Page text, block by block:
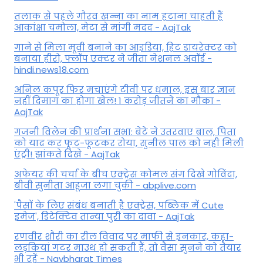
तलाक से पहले गौरव खन्ना का नाम हटाना चाहती हैं
आकांक्षा चमोला, मेटा से मांगी मदद - AajTak
गाने से मिला मूवी बनाने का आइडिया, हिट डायरेक्टर को
बनाया हीरो, फ्लॉप एक्टर ने जीता नेशनल अवॉर्ड -
hindi.news18.com
अनिल कपूर फिर मचाएंगे टीवी पर धमाल, इस बार ज्ञान
नहीं दिमाग का होगा खेल! 1 करोड़ जीतने का मौका -
AajTak
गजनी विलेन की प्रार्थना सभा: बेटे ने उतरवाए बाल, पिता
को याद कर फूट-फूटकर रोया, सुनील पाल को नही मिली
एंट्री! झांकते दिखे - AajTak
अफेयर की चर्चा के बीच एक्ट्रेस कोमल संग दिखे गोविंदा,
बीवी सुनीता आहूजा लगा चुकी - abplive.com
'पैसों के लिए संबंध बनाती है एक्ट्रेस, पब्लिक में Cute
इमेज', डिटेक्टिव तान्या पुरी का दावा - AajTak
रणवीर शौरी का रील विवाद पर माफी से इनकार, कहा-
लड़कियां गटर माउथ हो सकती हैं, तो वैसा सुनने को तैयार
भी रहें - Navbharat Times